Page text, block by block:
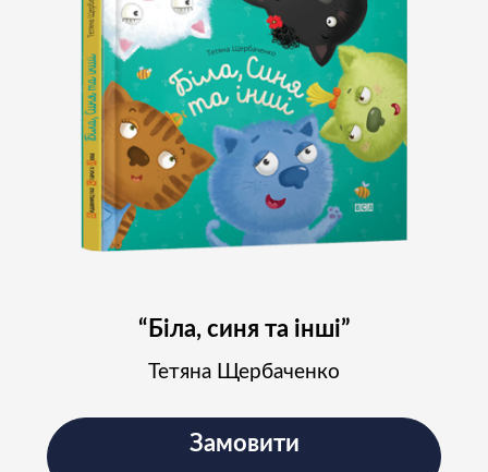
“Біла, синя та інші”
Тетяна Щербаченко
Замовити
Підпишіться на наш
Instagram і слідкуйте за